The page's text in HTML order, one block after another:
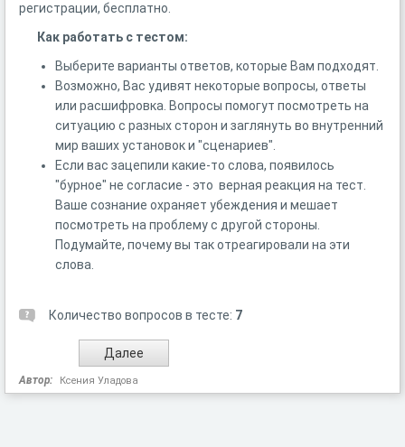
регистрации, бесплатно.
Как работать с тестом:
Выберите варианты ответов, которые Вам подходят.
Возможно, Вас удивят некоторые вопросы, ответы
или расшифровка. Вопросы помогут посмотреть на
ситуацию с разных сторон и заглянуть во внутренний
мир ваших установок и "сценариев".
Если вас зацепили какие-то слова, появилось
"бурное" не согласие - это верная реакция на тест.
Ваше сознание охраняет убеждения и мешает
посмотреть на проблему с другой стороны.
Подумайте, почему вы так отреагировали на эти
слова.
Количество вопросов в тесте: 7
Автор: Ксения Уладова